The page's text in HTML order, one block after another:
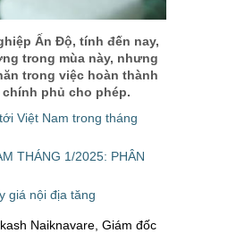
Ấn Độ, tính đến nay,
trong mùa này, nhưng
trong việc hoàn thành
phủ cho phép.
Việt Nam trong tháng
THÁNG 1/2025: PHÂN
giá nội địa tăng
Naiknavare, Giám đốc